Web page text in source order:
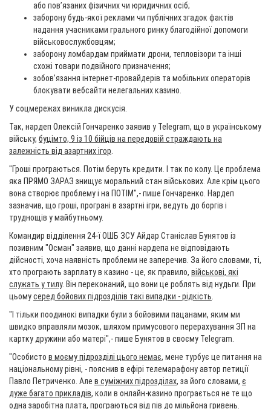
або пов’язаних фізичних чи юридичних осіб;
заборону будь-якої реклами чи публічних згадок фактів
надання учасниками грального ринку благодійної допомоги
військовослужбовцям;
заборону ломбардам приймати дрони, тепловізори та інші
схожі товари подвійного призначення;
зобов’язання інтернет-провайдерів та мобільних операторів
блокувати вебсайти нелегальних казино.
У соцмережах виникла дискусія.
Так, нардеп Олексій Гончаренко заявив у Telegram, що в українському
війську, буцімто, 9 із 10 бійців на передовій страждають на
залежність від азартних ігор
"Гроші програються. Потім беруть кредити. І так по колу. Це проблема
яка ПРЯМО ЗАРАЗ знищує моральний стан військових. Але крім цього
вона створює проблему і на ПОТІМ",- пише Гончаренко. Нардеп
зазначив, що гроші, програні в азартні ігри, ведуть до боргів і
труднощів у майбутньому.
Командир відділення 24-ї ОШБ ЗСУ Айдар Станіслав Бунятов із
позивним "Осман" заявив, що данні нардепа не відповідають
дійсності, хоча наявність проблеми не заперечив. За його словами, ті,
хто програють зарплату в казино - це, як правило, військові, які
служать у тилу. Він переконаний, що вони це роблять від нудьги. При
цьомусеред бойових підрозділів такі випадки - рідкість
"І тільки поодинокі випадки були з бойовими пацанами, яким ми
швидко вправляли мозок, шляхом примусового перерахування ЗП на
картку дружини або матері",- пише Бунятов в своєму Telegram.
"Особисто в моєму підрозділі цього немає, мене турбує це питання на
національному рівні, - пояснив в ефірі телемарафону автор петиції
Павло Петриченко. Але в суміжних підрозділах, за його словами, є
дуже багато прикладів, коли в онлайн-казино програється не те що
одна заробітна плата, програються від пів до мільйона гривень.